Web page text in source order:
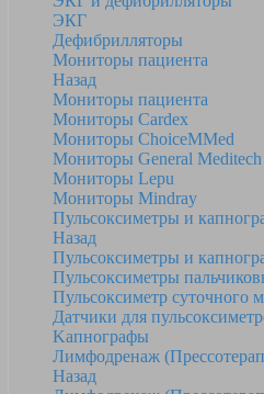
ЭКГ
Дефибрилляторы
Мониторы пациента
Назад
Мониторы пациента
Мониторы Cardex
Мониторы ChoiceMMed
Мониторы General Meditech
Мониторы Lepu
Мониторы Mindray
Пульсоксиметры и
Назад
Пульсоксиметры и
Пульсоксиметры
Пульсоксиметр суточного
Датчики для
Kапнографы
Лимфодренаж
Назад